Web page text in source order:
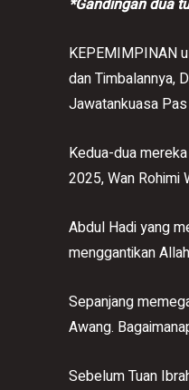
*Gandingan dua
KEPEMIMPINAN
dan Timbalannya,
Jawatankuasa
Kedua-dua
2025, Wan Rohimi
Abdul Hadi yang
menggantikan
Sepanjang
Awang.
Sebelum Tuan